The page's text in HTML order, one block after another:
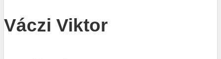
Váczi Viktor